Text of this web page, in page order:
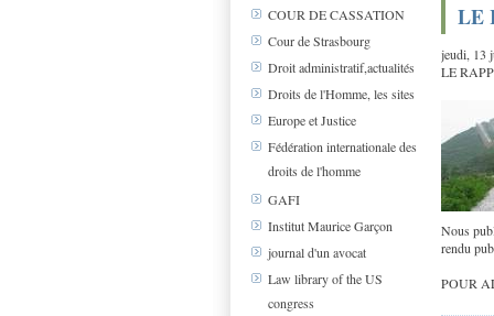
COUR DE CASSATION
Cour de Strasbourg
Droit administratif,actualités
Droits de l'Homme, les sites
Europe et Justice
Fédération internationale des
droits de l'homme
GAFI
Institut Maurice Garçon
journal d'un avocat
Law library of the US
congress
LE
jeudi, 13
LE
Nous
rendu
POUR